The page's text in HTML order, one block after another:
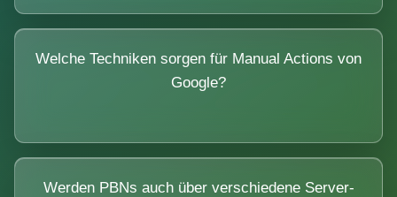
Welche Techniken sorgen für Manual Actions von
Google?
Werden PBNs auch über verschiedene Server-